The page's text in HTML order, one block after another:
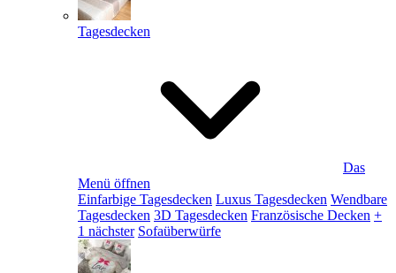
Tagesdecken
Das
Menü öffnen
Einfarbige Tagesdecken Luxus Tagesdecken Wendbare
Tagesdecken 3D Tagesdecken Französische Decken +
1 nächster Sofaüberwürfe